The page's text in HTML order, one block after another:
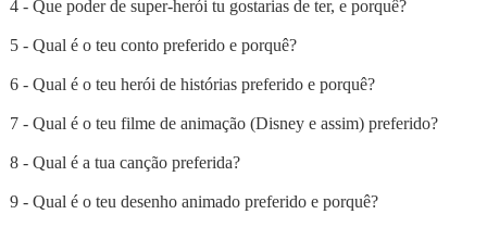
4 - Que poder de super-herói tu gostarias de ter, e porquê?
5 - Qual é o teu conto preferido e porquê?
6 - Qual é o teu herói de histórias preferido e porquê?
7 - Qual é o teu filme de animação (Disney e assim) preferido?
8 - Qual é a tua canção preferida?
9 - Qual é o teu desenho animado preferido e porquê?